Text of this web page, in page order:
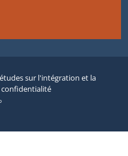
sur l'intégration et la